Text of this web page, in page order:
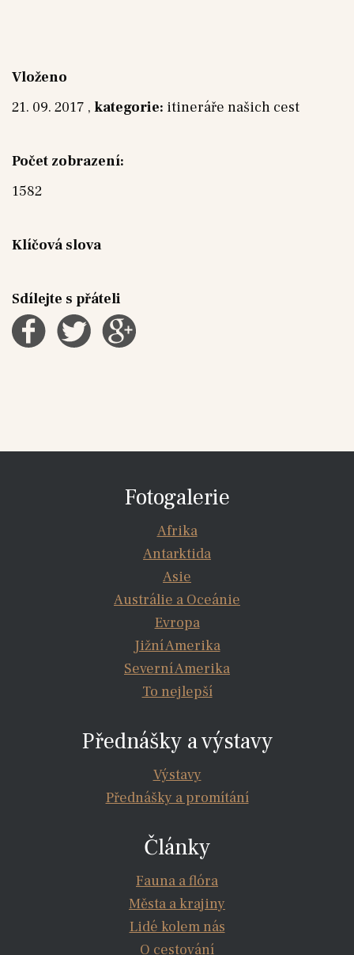
Vloženo
21. 09. 2017 , kategorie: itineráře našich cest
Počet zobrazení:
1582
Klíčová slova
Sdílejte s přáteli
Fotogalerie
Afrika
Antarktida
Asie
Austrálie a Oceánie
Evropa
Jižní Amerika
Severní Amerika
To nejlepší
Přednášky a výstavy
Výstavy
Přednášky a promítání
Články
Fauna a flóra
Města a krajiny
Lidé kolem nás
O cestování